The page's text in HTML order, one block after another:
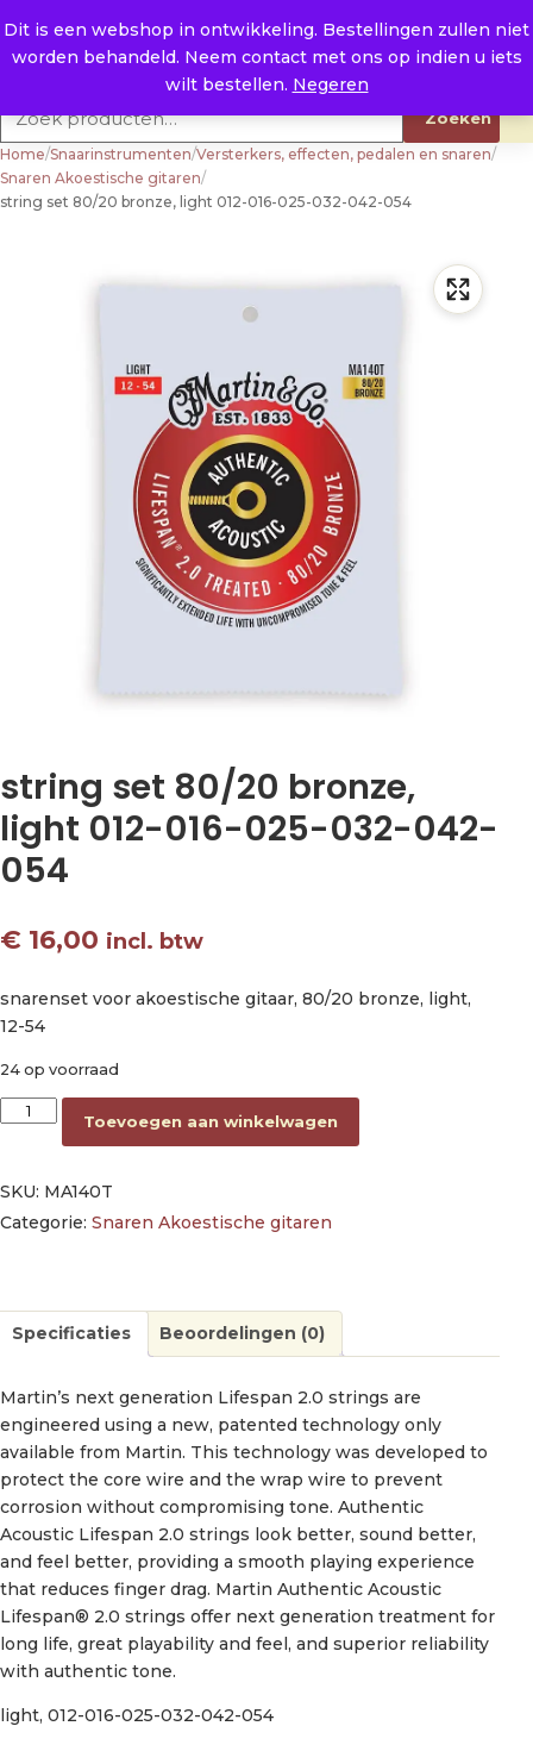
Dit is een webshop in ontwikkeling. Bestellingen zullen niet
worden behandeld. Neem contact met ons op indien u iets
wilt bestellen. Negeren
E. info@raysland.nl
Productcategorieën
Zoeken
Home/Snaarinstrumenten/Versterkers, effecten, pedalen en snaren/
Snaren Akoestische gitaren/
string set 80/20 bronze, light 012-016-025-032-042-054
string set 80/20 bronze,
light 012-016-025-032-042-
054
€ 16,00 incl. btw
snarenset voor akoestische gitaar, 80/20 bronze, light,
12-54
24 op voorraad
string set 80/20 bronze, light 012-016-025-032-042-054
Toevoegen aan winkelwagen
SKU: MA140T
Categorie: Snaren Akoestische gitaren
Specificaties Beoordelingen (0)
Martin’s next generation Lifespan 2.0 strings are
engineered using a new, patented technology only
available from Martin. This technology was developed to
protect the core wire and the wrap wire to prevent
corrosion without compromising tone. Authentic
Acoustic Lifespan 2.0 strings look better, sound better,
and feel better, providing a smooth playing experience
that reduces finger drag. Martin Authentic Acoustic
Lifespan® 2.0 strings offer next generation treatment for
long life, great playability and feel, and superior reliability
with authentic tone.
light, 012-016-025-032-042-054